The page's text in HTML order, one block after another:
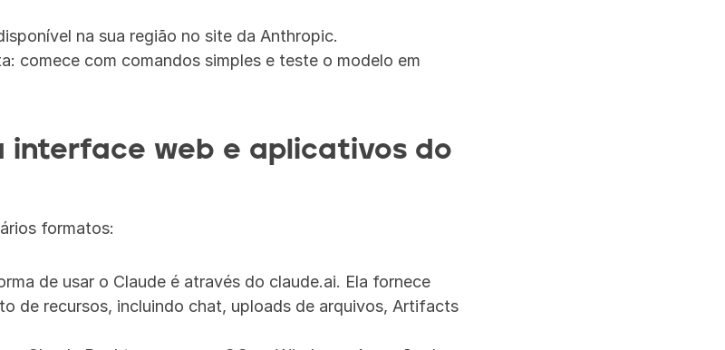
na sua região no site da Anthropic.
comece com comandos simples e teste o modelo em
interface web e aplicativos do
formatos:
de usar o Claude é através do claude.ai. Ela fornece
de recursos, incluindo chat, uploads de arquivos, Artifacts